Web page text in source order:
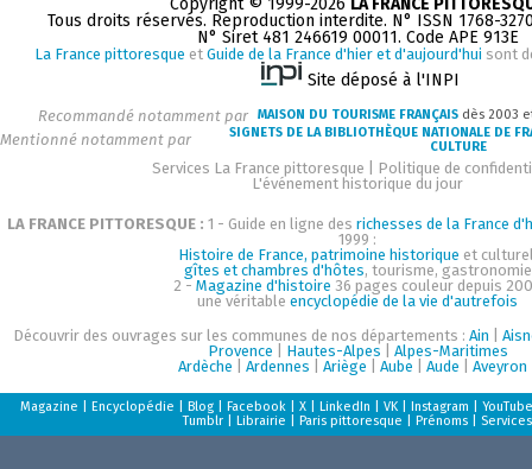
Tous droits réservés. Reproduction interdite. N° ISSN 1768-
N° Siret 481 246619 00011. Code APE 913E
La France pittoresque et Guide de la France d'hier et d'aujourd'hui sont
Site déposé à l'INPI
Recommandé notamment par MAISON DU TOURISME FRANÇAIS dès 2003
Mentionné notamment par
SIGNETS DE LA BIBLIOTHÈQUE NATIONALE DE
CULTURE
Services La France pittoresque
Politique de
L'événement historique du jour
LA FRANCE PITTORESQUE : 1 - Guide en ligne des richesses de la France
1999 :
Histoire de France, patrimoine historique et
gîtes et chambres d'hôtes, tourisme, gastronomie
2 - Magazine d'histoire 36 pages couleur depuis
une véritable encyclopédie de la vie d'autrefois
Découvrir des ouvrages sur les communes de nos départements : Ain
Provence
Hautes-Alpes
Alpes-Maritimes
Ardèche
Ardennes Ariège Aube Aude Aveyron
Magazine Encyclopédie Blog Facebook X LinkedIn VK Instagram
YouTube
Tumblr
Librairie Paris pittoresque Prénoms Services